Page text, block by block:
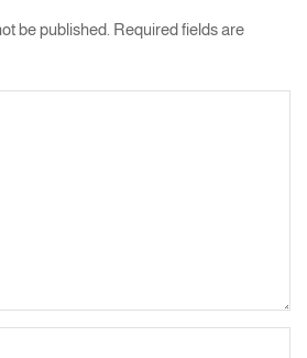
be published. Required fields are